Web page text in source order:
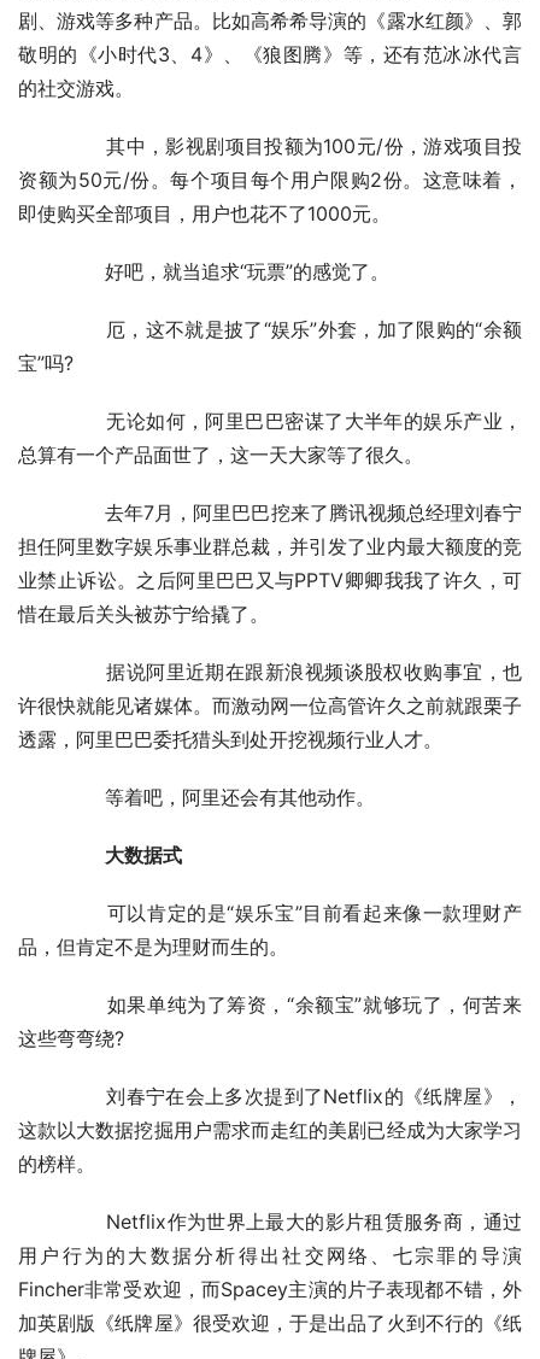
剧、游戏等多种产品。比如高希希导演的《露水红颜》、郭
敬明的《小时代3、4》、《狼图腾》等，还有范冰冰代言
的社交游戏。
资额为50元/份。每个项目每个用户限购2份。这意味着，
即使购买全部项目，用户也花不了1000元。
	　　好吧，就当追求“玩票”的感觉了。
宝”吗?
总算有一个产品面世了，这一天大家等了很久。
担任阿里数字娱乐事业群总裁，并引发了业内最大额度的竞
业禁止诉讼。之后阿里巴巴又与PPTV卿卿我我了许久，可
惜在最后关头被苏宁给撬了。
许很快就能见诸媒体。而激动网一位高管许久之前就跟栗子
透露，阿里巴巴委托猎头到处开挖视频行业人才。
	　　等着吧，阿里还会有其他动作。
大数据式
品，但肯定不是为理财而生的。
这些弯弯绕?
这款以大数据挖掘用户需求而走红的美剧已经成为大家学习
的榜样。
用户行为的大数据分析得出社交网络、七宗罪的导演
Fincher非常受欢迎，而Spacey主演的片子表现都不错，外
加英剧版《纸牌屋》很受欢迎，于是出品了火到不行的《纸